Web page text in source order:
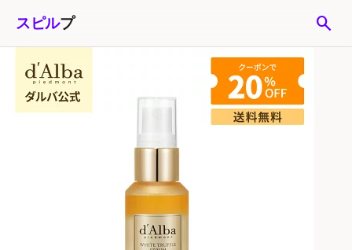
スピルプ search